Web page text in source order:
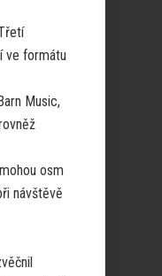
ve formátu
Music,
osm
návštěvě